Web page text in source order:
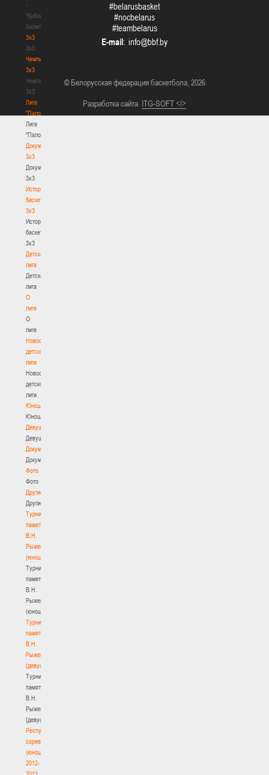
-
"Кубок
Халипского"
3x3
3x3
Чемпионат
3х3
Чемпионат
3х3
Лига
"Палова"
Лига
"Палова"
Документы
3х3
Документы
3х3
История
баскетбола
3х3
История
баскетбола
3х3
Детская
лига
Детская
лига
О
лиге
О
лиге
Новости
детской
лиги
Новости
детской
лиги
Юноши
Юноши
Девушки
Девушки
Документы
Документы
Фото
Фото
Другие
Другие
Турнир
памяти
В.Н.
Рыженкова
(юноши)
Турнир
памяти
В.Н.
Рыженкова
(юноши)
Турнир
памяти
В.Н.
Рыженкова
(девушки)
Турнир
памяти
В.Н.
Рыженкова
(девушки)
Республиканские
соревнования
(юноши)
2012-
2013
#belarusbasket
#nocbelarus
#teambelarus
E-mail:
© Белорусская федерация баскетбола, 2026
Разработка сайта ITG-SOFT </>